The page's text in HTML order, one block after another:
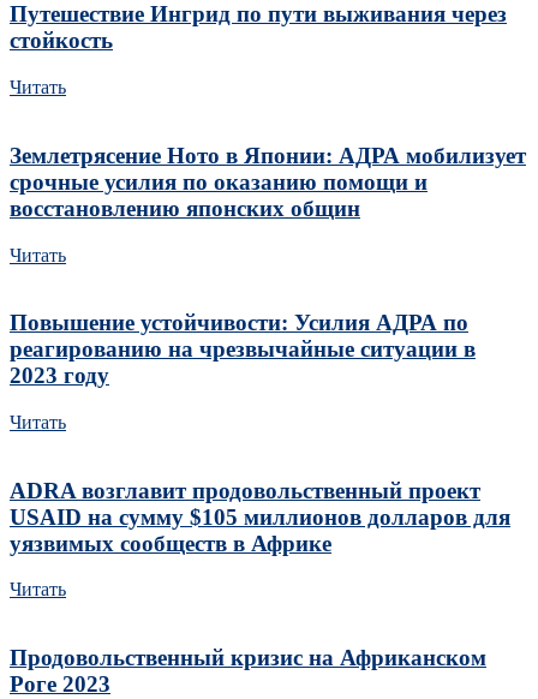
Путешествие Ингрид по пути выживания через
стойкость
Читать
Землетрясение Ното в Японии: АДРА мобилизует
срочные усилия по оказанию помощи и
восстановлению японских общин
Читать
Повышение устойчивости: Усилия АДРА по
реагированию на чрезвычайные ситуации в
2023 году
Читать
ADRA возглавит продовольственный проект
USAID на сумму $105 миллионов долларов для
уязвимых сообществ в Африке
Читать
Продовольственный кризис на Африканском
Роге 2023